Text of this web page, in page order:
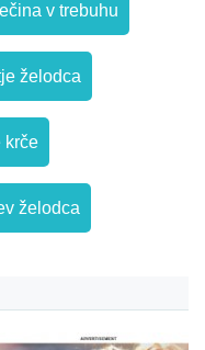
v trebuhu
želodca
krče
želodca